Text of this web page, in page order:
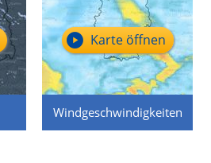
Windgeschwindigkeiten
Karte öffnen